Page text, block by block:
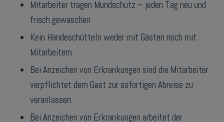
Mitarbeiter tragen Mundschutz – jeden Tag neu und
frisch gewaschen
Kein Händeschütteln weder mit Gästen noch mit
Mitarbeitern
Bei Anzeichen von Erkrankungen sind die Mitarbeiter
verpflichtet dem Gast zur sofortigen Abreise zu
veranlassen
Bei Anzeichen von Erkrankungen arbeitet der